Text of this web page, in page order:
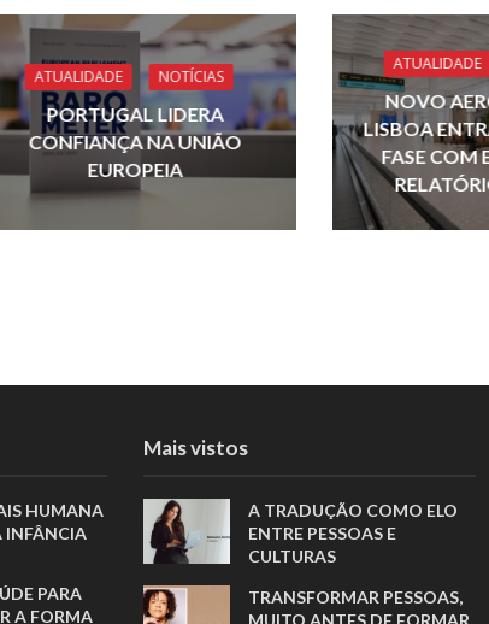
o
o
k
dI
n
d
s
A
p
p
ATUALIDADE NOTÍCIAS
PORTUGAL LIDERA
CONFIANÇA NA UNIÃO
EUROPEIA
ATUALIDADE
NOVO
LISBOA
FASE COM
HUMANA
INFÂNCIA
PARA
A FORMA
Mais vistos
A TRADUÇÃO COMO ELO
ENTRE PESSOAS E
CULTURAS
TRANSFORMAR PESSOAS,
MUITO ANTES DE FORMAR